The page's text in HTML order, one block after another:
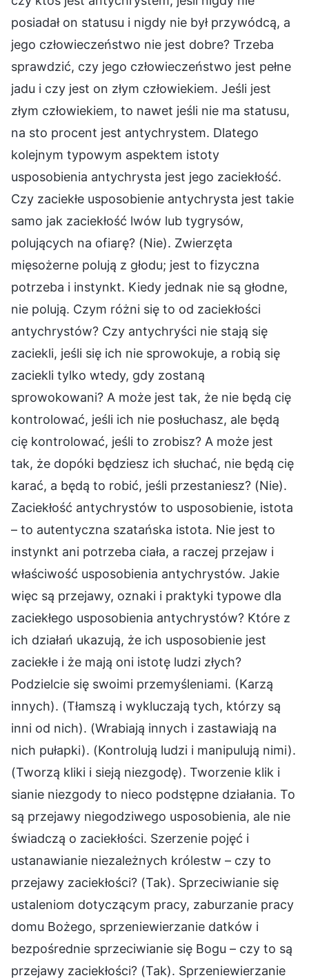
posiadał on statusu i nigdy nie był przywódcą, a
jego człowieczeństwo nie jest dobre? Trzeba
sprawdzić, czy jego człowieczeństwo jest pełne
jadu i czy jest on złym człowiekiem. Jeśli jest
złym człowiekiem, to nawet jeśli nie ma statusu,
na sto procent jest antychrystem. Dlatego
kolejnym typowym aspektem istoty
usposobienia antychrysta jest jego zaciekłość.
Czy zaciekłe usposobienie antychrysta jest takie
samo jak zaciekłość lwów lub tygrysów,
polujących na ofiarę? (Nie). Zwierzęta
mięsożerne polują z głodu; jest to fizyczna
potrzeba i instynkt. Kiedy jednak nie są głodne,
nie polują. Czym różni się to od zaciekłości
antychrystów? Czy antychryści nie stają się
zaciekli, jeśli się ich nie sprowokuje, a robią się
zaciekli tylko wtedy, gdy zostaną
sprowokowani? A może jest tak, że nie będą cię
kontrolować, jeśli ich nie posłuchasz, ale będą
cię kontrolować, jeśli to zrobisz? A może jest
tak, że dopóki będziesz ich słuchać, nie będą cię
karać, a będą to robić, jeśli przestaniesz? (Nie).
Zaciekłość antychrystów to usposobienie, istota
– to autentyczna szatańska istota. Nie jest to
instynkt ani potrzeba ciała, a raczej przejaw i
właściwość usposobienia antychrystów. Jakie
więc są przejawy, oznaki i praktyki typowe dla
zaciekłego usposobienia antychrystów? Które z
ich działań ukazują, że ich usposobienie jest
zaciekłe i że mają oni istotę ludzi złych?
Podzielcie się swoimi przemyśleniami. (Karzą
innych). (Tłamszą i wykluczają tych, którzy są
inni od nich). (Wrabiają innych i zastawiają na
nich pułapki). (Kontrolują ludzi i manipulują nimi).
(Tworzą kliki i sieją niezgodę). Tworzenie klik i
sianie niezgody to nieco podstępne działania. To
są przejawy niegodziwego usposobienia, ale nie
świadczą o zaciekłości. Szerzenie pojęć i
ustanawianie niezależnych królestw – czy to
przejawy zaciekłości? (Tak). Sprzeciwianie się
ustaleniom dotyczącym pracy, zaburzanie pracy
domu Bożego, sprzeniewierzanie datków i
bezpośrednie sprzeciwianie się Bogu – czy to są
przejawy zaciekłości? (Tak). Sprzeniewierzanie